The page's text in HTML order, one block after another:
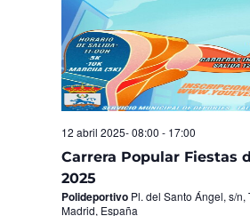
Carrera Popular Fiestas
2025
12 abril 2025- 08:00 - 17:00
Polideportivo Pl. del Santo Ángel, s/
Madrid, España